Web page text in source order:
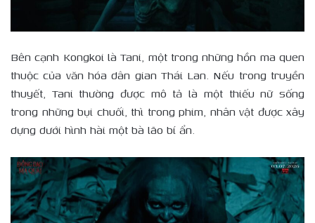
Bên cạnh Kongkoi là Tani, một trong những hồn ma quen
thuộc của văn hóa dân gian Thái Lan. Nếu trong truyền
thuyết, Tani thường được mô tả là một thiếu nữ sống
trong những bụi chuối, thì trong phim, nhân vật được xây
dựng dưới hình hài một bà lão bí ẩn.